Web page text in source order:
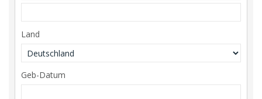
Land
Geb-Datum